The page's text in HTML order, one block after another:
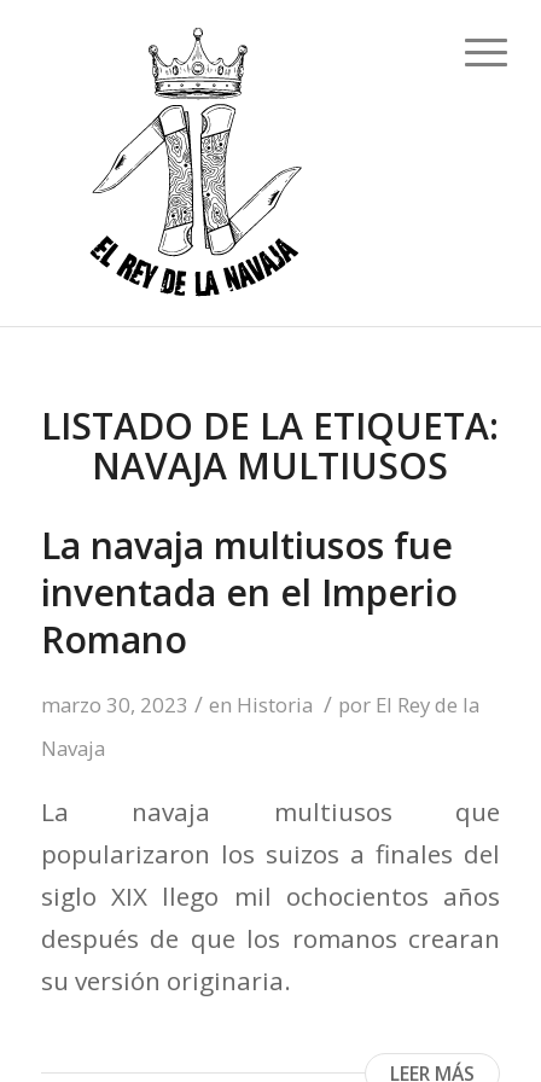
LISTADO DE LA ETIQUETA:
NAVAJA MULTIUSOS
La navaja multiusos fue
inventada en el Imperio
Romano
marzo 30, 2023 / en Historia / por El Rey de la
Navaja
La navaja multiusos que
popularizaron los suizos a finales del
siglo XIX llego mil ochocientos años
después de que los romanos crearan
su versión originaria.
LEER MÁS